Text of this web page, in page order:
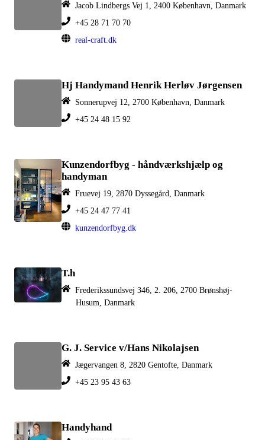
Jacob Lindbergs Vej 1, 2400 København, Danmark
+45 28 71 70 70
real-craft.dk
Hj Handymand Henrik Herløv Jørgensen
Sonnerupvej 12, 2700 København, Danmark
+45 24 48 15 92
Kunzendorfbyg - håndværkshjælp og
handyman
Fruevej 19, 2870 Dyssegård, Danmark
+45 24 47 77 41
kunzendorfbyg.dk
T.h
Frederikssundsvej 346, 2. 206, 2700 Brønshøj-
Husum, Danmark
G. J. Service v/Hans Nikolajsen
Jægervangen 8, 2820 Gentofte, Danmark
+45 23 95 43 63
Handyhand